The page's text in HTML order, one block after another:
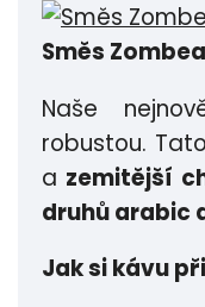
Směs
Naše
robustou.
a zemitější
druhů arabic
Jak si kávu